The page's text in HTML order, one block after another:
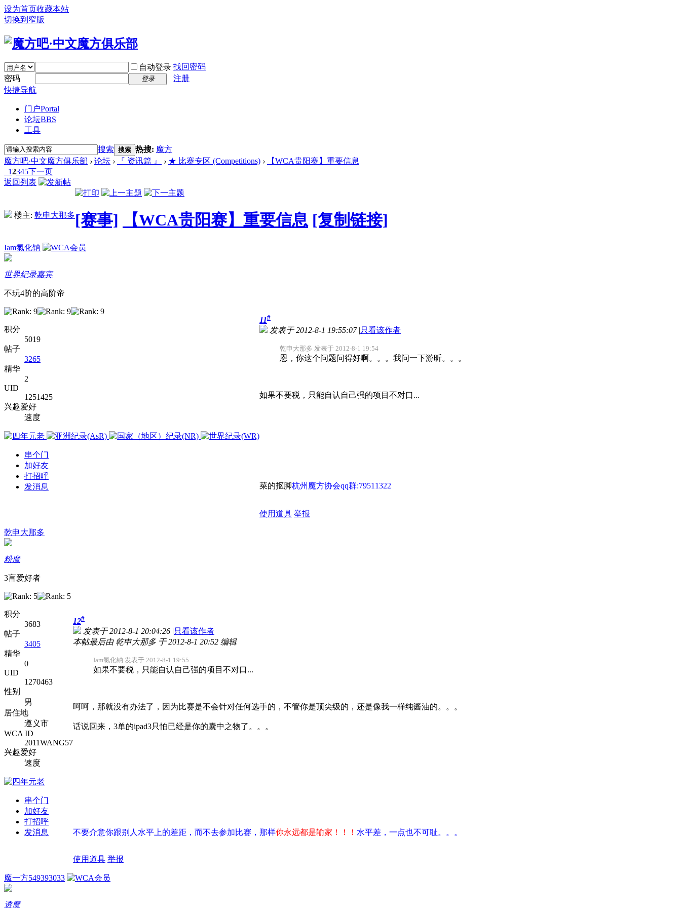
设为首页收藏本站
切换到窄版
自动登录 找回密码
密码
登录
注册
快捷导航
门户Portal
论坛BBS
工具
搜索 搜索 热搜: 魔方
魔方吧·中文魔方俱乐部 › 论坛 › 『 资讯篇 』 › ★ 比赛专区 (Competitions) ›
【WCA贵阳赛】重要信息
12345下一页
返回列表
楼主: 乾申大那多[赛事] 【WCA贵阳赛】重要信息 [复制链接]
Iam氯化钠
世界纪录嘉宾
不玩4阶的高阶帝
积分
5019
帖子
3265
精华
2
UID
1251425
兴趣爱好
速度
串个门
加好友
打招呼
发消息
11#
发表于 2012-8-1 19:55:07 |只看该作者
乾申大那多 发表于 2012-8-1 19:54
恩，你这个问题问得好啊。。。我问一下游昕。。。
如果不要税，只能自认自己强的项目不对口...
菜的抠脚杭州魔方协会qq群:79511322
使用道具 举报
乾申大那多
粉魔
3盲爱好者
积分
3683
帖子
3405
精华
0
UID
1270463
性别
男
居住地
遵义市
WCA ID
2011WANG57
兴趣爱好
速度
串个门
加好友
打招呼
发消息
12#
发表于 2012-8-1 20:04:26 |只看该作者
本帖最后由 乾申大那多 于 2012-8-1 20:52 编辑
Iam氯化钠 发表于 2012-8-1 19:55
如果不要税，只能自认自己强的项目不对口...
呵呵，那就没有办法了，因为比赛是不会针对任何选手的，不管你是顶尖级的，还是像我一样纯酱油的。。。
话说回来，3单的ipad3只怕已经是你的囊中之物了。。。
不要介意你跟别人水平上的差距，而不去参加比赛，那样你永远都是输家！！！ 水平差，一点也不可耻。。。
使用道具 举报
魔一方549393033
透魔